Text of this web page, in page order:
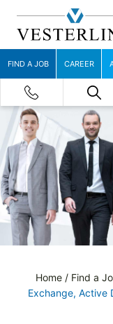
FIND A JOB CAREER
Home / Find a
Exchange, Active